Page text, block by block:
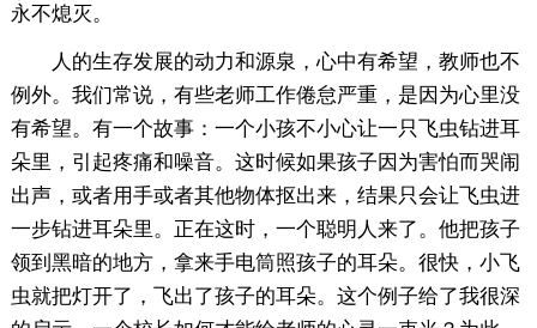
永不熄灭。
人的生存发展的动力和源泉，心中有希望，教师也不
例外。我们常说，有些老师工作倦怠严重，是因为心里没
有希望。有一个故事：一个小孩不小心让一只飞虫钻进耳
朵里，引起疼痛和噪音。这时候如果孩子因为害怕而哭闹
出声，或者用手或者其他物体抠出来，结果只会让飞虫进
一步钻进耳朵里。正在这时，一个聪明人来了。他把孩子
领到黑暗的地方，拿来手电筒照孩子的耳朵。很快，小飞
虫就把灯开了，飞出了孩子的耳朵。这个例子给了我很深